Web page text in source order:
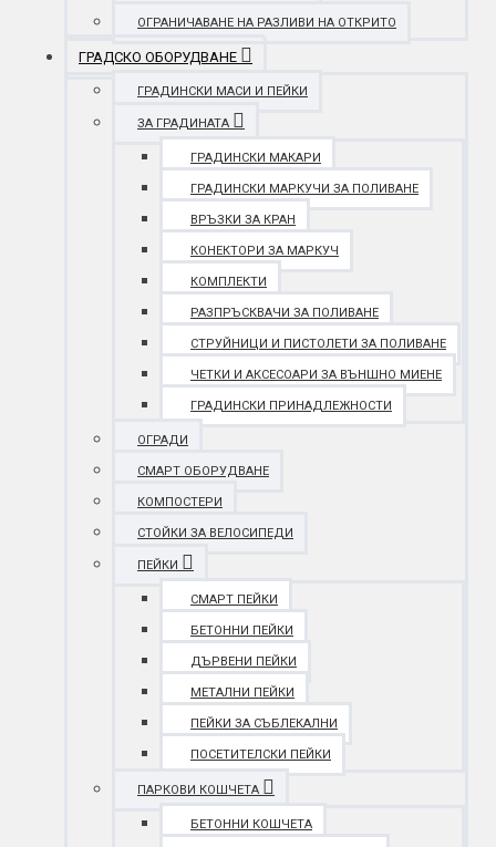
ОГРАНИЧАВАНЕ НА РАЗЛИВИ НА ОТКРИТО
ГРАДСКО ОБОРУДВАНЕ
ГРАДИНСКИ МАСИ И ПЕЙКИ
ЗА ГРАДИНАТА
ГРАДИНСКИ МАКАРИ
ГРАДИНСКИ МАРКУЧИ ЗА ПОЛИВАНЕ
ВРЪЗКИ ЗА КРАН
КОНЕКТОРИ ЗА МАРКУЧ
КОМПЛЕКТИ
РАЗПРЪСКВАЧИ ЗА ПОЛИВАНЕ
СТРУЙНИЦИ И ПИСТОЛЕТИ ЗА ПОЛИВАНЕ
ЧЕТКИ И АКСЕСОАРИ ЗА ВЪНШНО МИЕНЕ
ГРАДИНСКИ ПРИНАДЛЕЖНОСТИ
ОГРАДИ
СМАРТ ОБОРУДВАНЕ
КОМПОСТЕРИ
СТОЙКИ ЗА ВЕЛОСИПЕДИ
ПЕЙКИ
СМАРТ ПЕЙКИ
БЕТОННИ ПЕЙКИ
ДЪРВЕНИ ПЕЙКИ
МЕТАЛНИ ПЕЙКИ
ПЕЙКИ ЗА СЪБЛЕКАЛНИ
ПОСЕТИТЕЛСКИ ПЕЙКИ
ПАРКОВИ КОШЧЕТА
БЕТОННИ КОШЧЕТА